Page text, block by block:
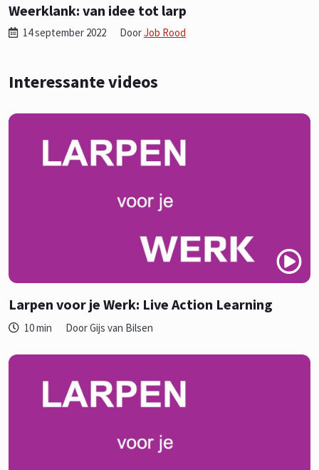
Weerklank: van idee tot larp
14 september 2022 DoorJob Rood
Interessante videos
Larpen voor je Werk: Live Action Learning
10 min Door Gijs van Bilsen